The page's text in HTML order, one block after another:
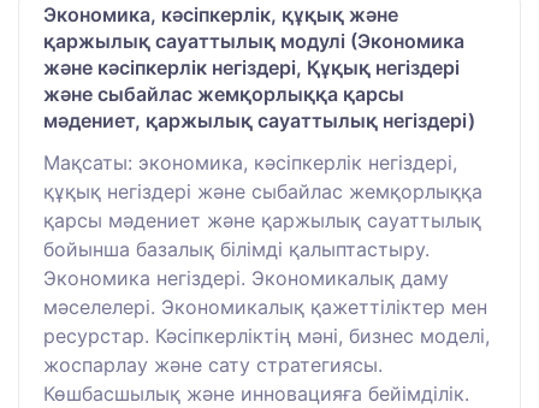
Экономика, кәсіпкерлік, құқық және
қаржылық сауаттылық модулі (Экономика
және кәсіпкерлік негіздері, Құқық негіздері
және сыбайлас жемқорлыққа қарсы
мәдениет, қаржылық сауаттылық негіздері)
Мақсаты: экономика, кәсіпкерлік негіздері,
құқық негіздері және сыбайлас жемқорлыққа
қарсы мәдениет және қаржылық сауаттылық
бойынша базалық білімді қалыптастыру.
Экономика негіздері. Экономикалық даму
мәселелері. Экономикалық қажеттіліктер мен
ресурстар. Кәсіпкерліктің мәні, бизнес моделі,
жоспарлау және сату стратегиясы.
Көшбасшылық және инновацияға бейімділік.